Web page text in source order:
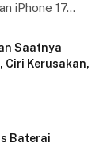
iPhone 17…
Saatnya
Ciri Kerusakan,
Baterai